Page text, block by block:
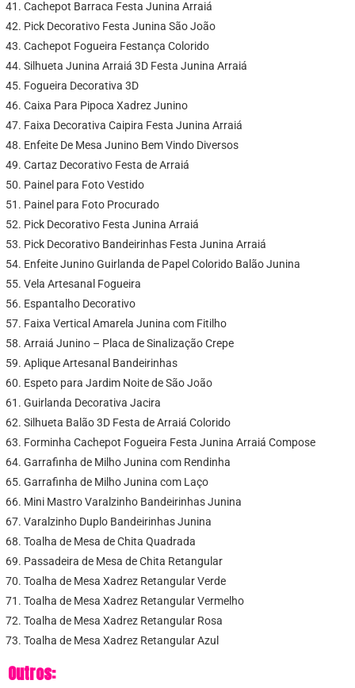
Cachepot Barraca Festa Junina Arraiá
Pick Decorativo Festa Junina São João
Cachepot Fogueira Festança Colorido
Silhueta Junina Arraiá 3D Festa Junina Arraiá
Fogueira Decorativa 3D
Caixa Para Pipoca Xadrez Junino
Faixa Decorativa Caipira Festa Junina Arraiá
Enfeite De Mesa Junino Bem Vindo Diversos
Cartaz Decorativo Festa de Arraiá
Painel para Foto Vestido
Painel para Foto Procurado
Pick Decorativo Festa Junina Arraiá
Pick Decorativo Bandeirinhas Festa Junina Arraiá
Enfeite Junino Guirlanda de Papel Colorido Balão Junina
Vela Artesanal Fogueira
Espantalho Decorativo
Faixa Vertical Amarela Junina com Fitilho
Arraiá Junino – Placa de Sinalização Crepe
Aplique Artesanal Bandeirinhas
Espeto para Jardim Noite de São João
Guirlanda Decorativa Jacira
Silhueta Balão 3D Festa de Arraiá Colorido
Forminha Cachepot Fogueira Festa Junina Arraiá Compose
Garrafinha de Milho Junina com Rendinha
Garrafinha de Milho Junina com Laço
Mini Mastro Varalzinho Bandeirinhas Junina
Varalzinho Duplo Bandeirinhas Junina
Toalha de Mesa de Chita Quadrada
Passadeira de Mesa de Chita Retangular
Toalha de Mesa Xadrez Retangular Verde
Toalha de Mesa Xadrez Retangular Vermelho
Toalha de Mesa Xadrez Retangular Rosa
Toalha de Mesa Xadrez Retangular Azul
Outros: